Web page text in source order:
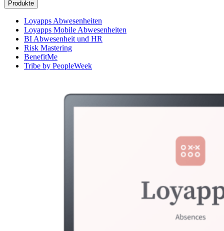
Produkte
Loyapps Abwesenheiten
Loyapps Mobile Abwesenheiten
BI Abwesenheit und HR
Risk Mastering
BenefitMe
Tribe by PeopleWeek